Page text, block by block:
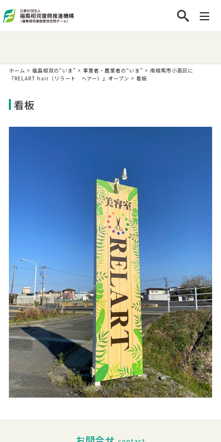
ホーム > 福島相双の“いま” > 事業者・農業者の“いま” > 南相馬市小高区に
『RELART hair（リラート ヘアー）』オープン > 看板
看板